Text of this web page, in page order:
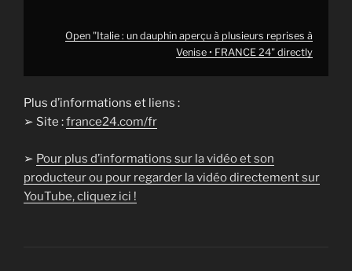
Open "Italie : un dauphin aperçu à plusieurs reprises à
Venise • FRANCE 24" directly
Plus d’informations et liens :
➢ Site :france24.com/fr
➢ Pour plus d’informations sur la vidéo et son
producteur ou pour regarder la vidéo directement sur
YouTube, cliquez ici !